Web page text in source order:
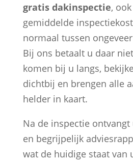
gratis dakinspectie,
gemiddelde
normaal tussen ongeveer
Bij ons betaalt u daar
komen bij u langs,
dichtbij en brengen alle
helder in kaart.
Na de inspectie
en begrijpelijk
wat de huidige staat van